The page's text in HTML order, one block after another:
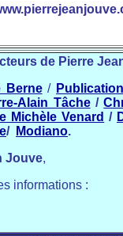
de Pierre
Berne/
Alain Tâche/
Michèle Venard /
/ Modiano.
Jouve,
informations :